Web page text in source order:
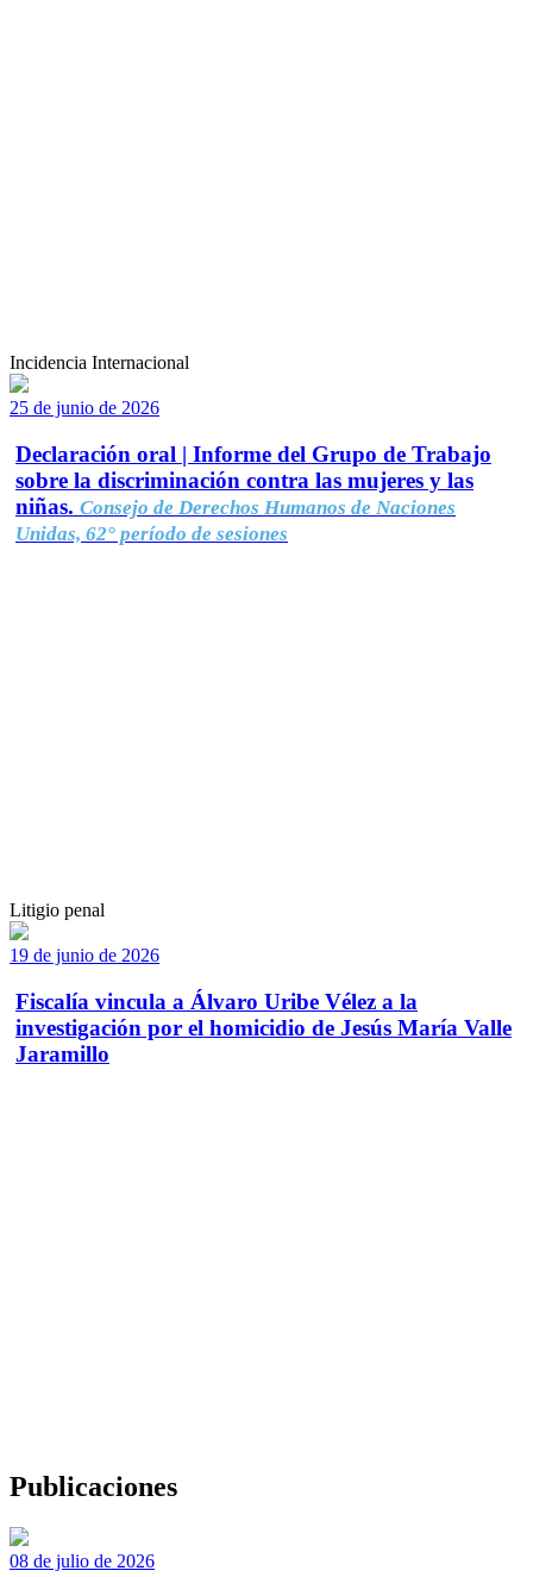
Incidencia Internacional
25 de junio de 2026
Declaración oral | Informe del Grupo de Trabajo
sobre la discriminación contra las mujeres y las
niñas. Consejo de Derechos Humanos de Naciones
Unidas, 62° período de sesiones
Litigio penal
19 de junio de 2026
Fiscalía vincula a Álvaro Uribe Vélez a la
investigación por el homicidio de Jesús María Valle
Jaramillo
Publicaciones
08 de julio de 2026